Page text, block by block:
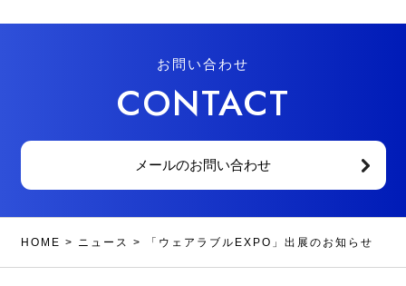
お問い合わせ
CONTACT
メールのお問い合わせ
HOME > ニュース > 「ウェアラブルEXPO」出展のお知らせ